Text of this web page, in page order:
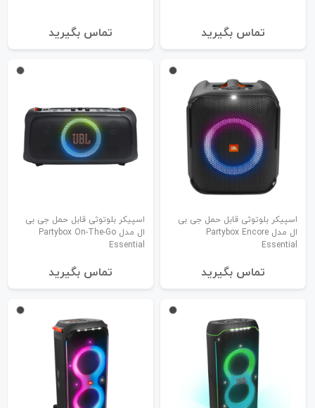
تماس بگیرید تماس بگیرید
اسپیکر بلوتوثی قابل حمل جی بی
ال مدل Partybox Encore
Essential
تماس بگیرید
اسپیکر بلوتوثی قابل حمل جی بی
ال مدل Partybox On-The-Go
Essential
تماس بگیرید